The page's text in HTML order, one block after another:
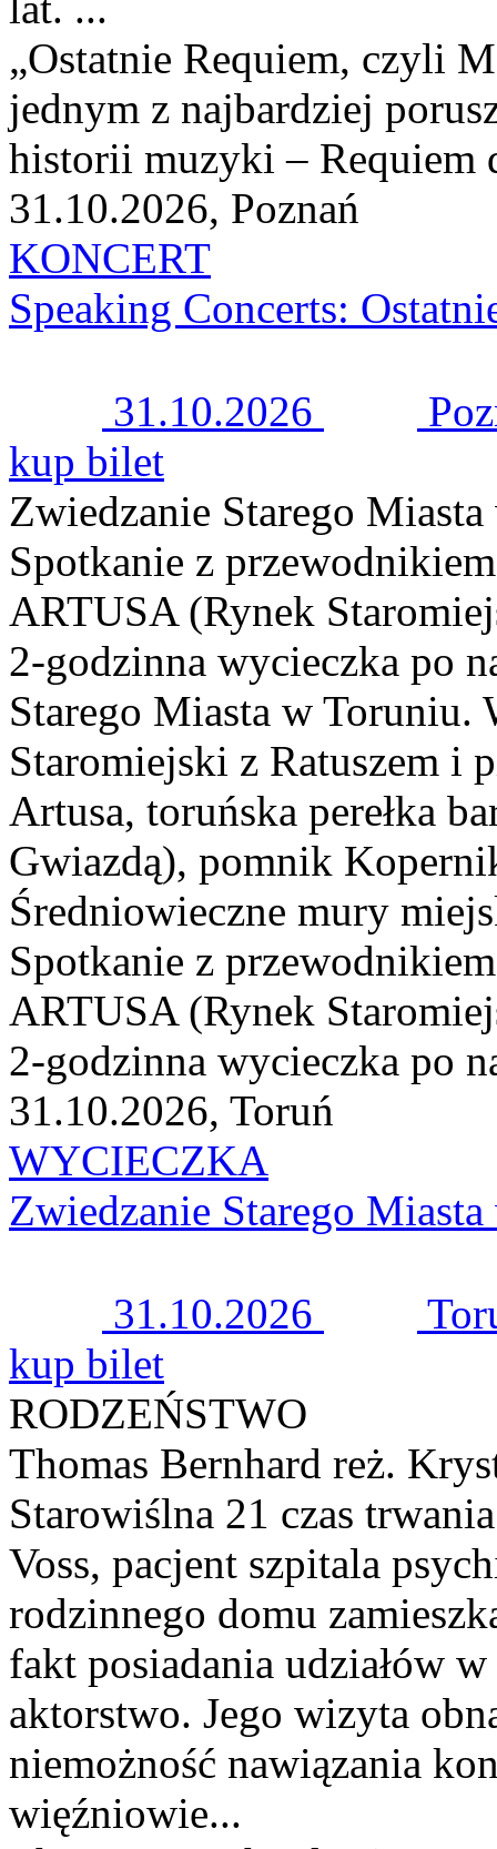
„Ostatnie Requiem, czyli
jednym z najbardziej
historii muzyki – Requiem
31.10.2026, Poznań
KONCERT
Speaking Concerts:
31.10.2026
kup bilet
Zwiedzanie Starego
Spotkanie z
ARTUSA (Rynek
2-godzinna wycieczka po
Starego Miasta w Toruniu.
Staromiejski z Ratuszem i
Artusa, toruńska perełka
Gwiazdą), pomnik
Średniowieczne mury
Spotkanie z
ARTUSA (Rynek
2-godzinna wycieczka po
31.10.2026, Toruń
WYCIECZKA
Zwiedzanie Starego
31.10.2026
kup bilet
RODZEŃSTWO
Thomas Bernhard reż.
Starowiślna 21 czas
Voss, pacjent szpitala
rodzinnego domu
fakt posiadania udziałów
aktorstwo. Jego wizyta
niemożność nawiązania
więźniowie...